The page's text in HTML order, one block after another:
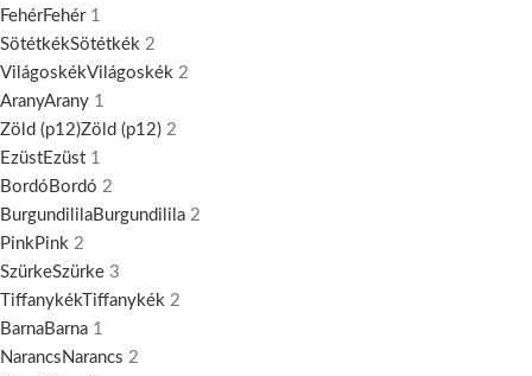
FehérFehér 1
SötétkékSötétkék 2
VilágoskékVilágoskék 2
AranyArany 1
Zöld (p12)Zöld (p12) 2
EzüstEzüst 1
Bordó Bordó 2
BurgundililaBurgundilila 2
PinkPink 2
SzürkeSzürke 3
TiffanykékTiffanykék 2
BarnaBarna 1
Narancs Narancs 2